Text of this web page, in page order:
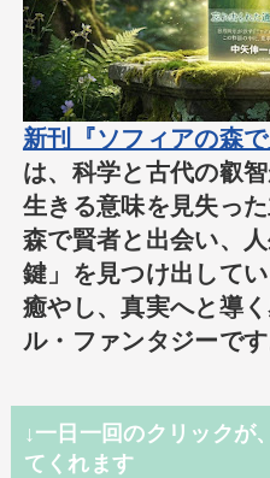
新刊『ソフィアの森
は、科学と古代の叡
生きる意味を見失っ
森で賢者と出会い、
鍵」を見つけ出して
癒やし、真実へと導
ル・ファンタジーです
↓一日一回のクリックが
てくれます